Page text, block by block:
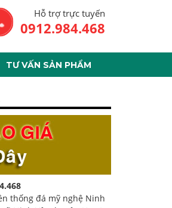
Hỗ trợ trực tuyến
0912.984.468
TƯ VẤN SẢN PHẨM
thống đá mỹ nghệ Ninh